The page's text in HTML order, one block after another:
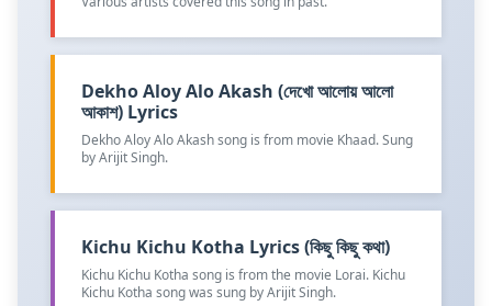
Dekho Aloy Alo Akash (দেখো আলোয় আলো
আকাশ) Lyrics
Dekho Aloy Alo Akash song is from movie Khaad. Sung
by Arijit Singh.
Kichu Kichu Kotha Lyrics (কিছু কিছু কথা)
Kichu Kichu Kotha song is from the movie Lorai. Kichu
Kichu Kotha song was sung by Arijit Singh.